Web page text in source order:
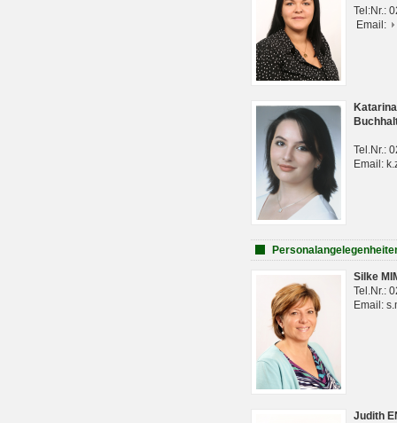
Tel:Nr.:
Email:
Tel.Nr.:
Email:
Silke
Tel.Nr.:
Email:
Judith